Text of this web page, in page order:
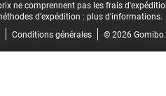
ne comprennent pas les frais
d'expédition : plus d'informations.
Conditions générales © 2026